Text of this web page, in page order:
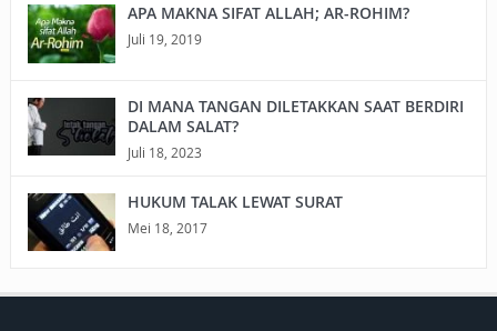
APA MAKNA SIFAT ALLAH; AR-ROHIM?
Juli 19, 2019
DI MANA TANGAN DILETAKKAN SAAT BERDIRI
DALAM SALAT?
Juli 18, 2023
HUKUM TALAK LEWAT SURAT
Mei 18, 2017